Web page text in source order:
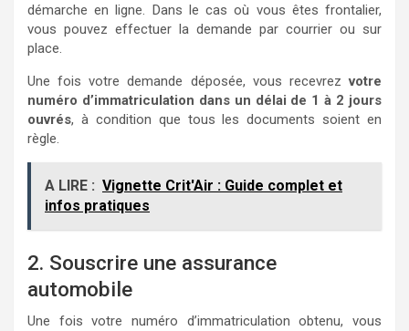
démarche en ligne. Dans le cas où vous êtes frontalier,
vous pouvez effectuer la demande par courrier ou sur
place.
Une fois votre demande déposée, vous recevrezvotre
numéro d’immatriculation dans un délai de 1 à 2 jours
ouvrés, à condition que tous les documents soient en
règle.
A LIRE : Vignette Crit'Air : Guide complet et
infos pratiques
2. Souscrire une assurance
automobile
Une fois votre numéro d’immatriculation obtenu, vous